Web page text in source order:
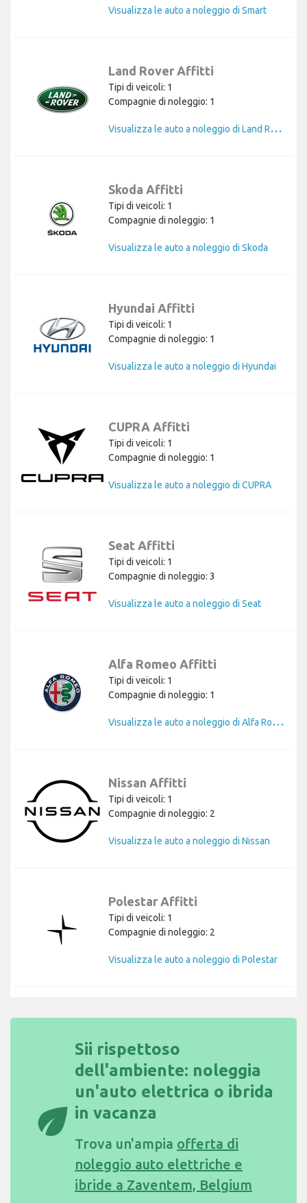
Visualizza le auto a noleggio di Smart
Land Rover Affitti
Tipi di veicoli: 1
Compagnie di noleggio: 1
V
isualizza le auto a noleggio di Land Rover
Skoda Affitti
Tipi di veicoli: 1
Compagnie di noleggio: 1
Visualizza le auto a noleggio di Skoda
Hyundai Affitti
Tipi di veicoli: 1
Compagnie di noleggio: 1
Visualizza le auto a noleggio di Hyundai
CUPRA Affitti
Tipi di veicoli: 1
Compagnie di noleggio: 1
Visualizza le auto a noleggio di CUPRA
Seat Affitti
Tipi di veicoli: 1
Compagnie di noleggio: 3
Visualizza le auto a noleggio di Seat
Alfa Romeo Affitti
Tipi di veicoli: 1
Compagnie di noleggio: 1
V
isualizza le auto a noleggio di Alfa Romeo
Nissan Affitti
Tipi di veicoli: 1
Compagnie di noleggio: 2
Visualizza le auto a noleggio di Nissan
Polestar Affitti
Tipi di veicoli: 1
Compagnie di noleggio: 2
Visualizza le auto a noleggio di Polestar
eco
Sii rispettoso
dell'ambiente: noleggia
un'auto elettrica o ibrida
in vacanza
Trova un'ampia offerta di
noleggio auto elettriche e
ibride a Zaventem, Belgium